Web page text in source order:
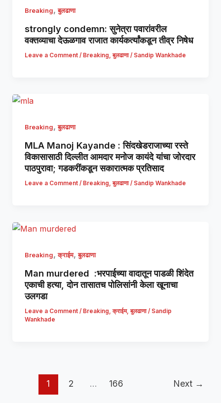
Breaking,बुलढाणा
strongly condemn: सुनेत्रा पवारांवरील
वक्तव्याचा देऊळगाव राजात कार्यकर्त्यांकडून तीव्र निषेध
Leave a Comment / Breaking बुलढाणा/ Sandip Wankhade
Breaking,बुलढाणा
MLA Manoj Kayande : सिंदखेडराजाच्या रस्ते
विकासासाठी दिल्लीत आमदार मनोज कायंदे यांचा जोरदार
पाठपुरावा; गडकरींकडून सकारात्मक प्रतिसाद
Leave a Comment / Breaking बुलढाणा/ Sandip Wankhade
Breaking,क्राईम,बुलढाणा
Man murdered :भरपाईच्या वादातून पाडळी शिंदेत
एकाची हत्या, दोन तासातच पोलिसांनी केला खूनाचा
उलगडा
Leave a Comment / Breaking क्राईम, बुलढाणा/ Sandip
Wankhade
1 2 … 166 Next →